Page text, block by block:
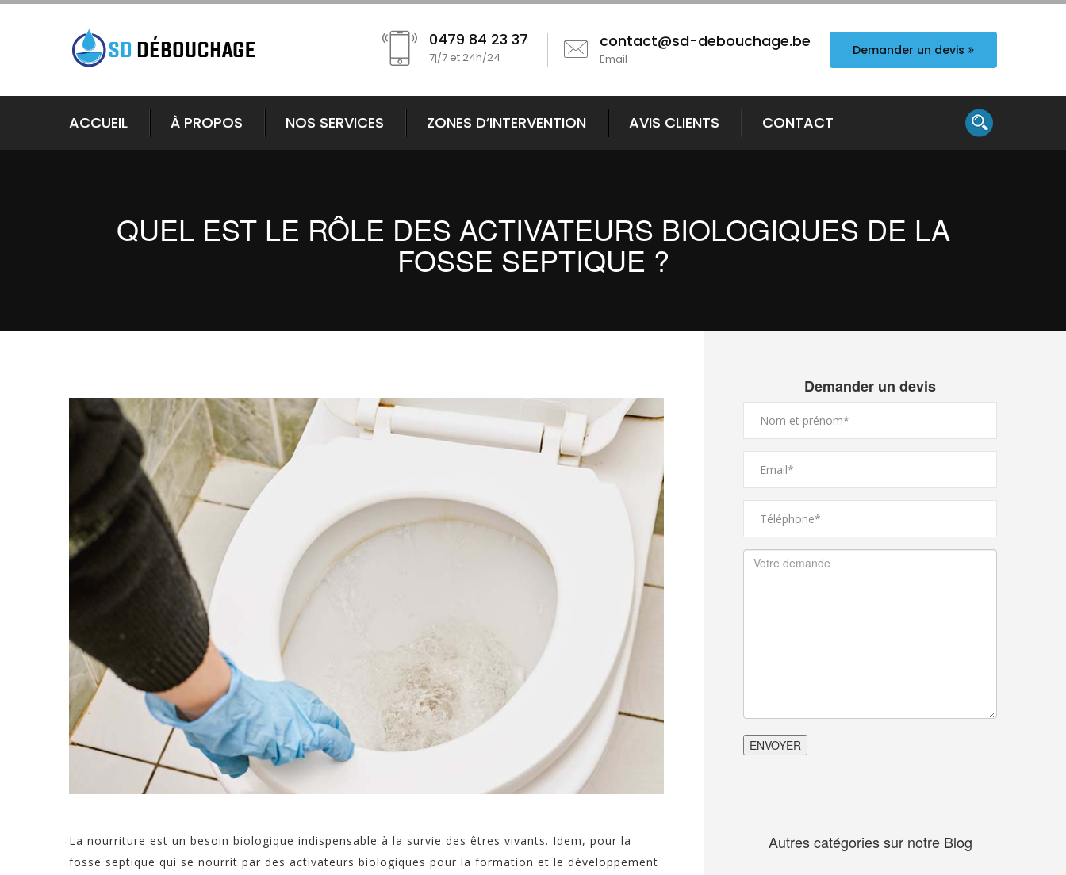
0479 84 23 37
7j/7 et 24h/24
contact@sd-debouchage.be
Email
Demander un devis
ACCUEIL À PROPOS NOS SERVICES ZONES D’INTERVENTION AVIS CLIENTS CONTACT
QUEL EST LE RÔLE DES ACTIVATEURS BIOLOGIQUES DE LA
FOSSE SEPTIQUE ?
La nourriture est un besoin biologique indispensable à la survie des êtres vivants. Idem, pour la
fosse septique qui se nourrit par des activateurs biologiques pour la formation et le développement
Demander un devis
Autres catégories sur notre Blog